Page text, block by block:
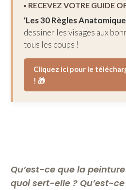
▪︎ RECEVEZ VOTRE GUIDE
'Les 30 Règles
dessiner les visages aux
tous les coups !
Cliquez ici pour le
! 🎁
Qu’est-ce que la
quoi sert-elle ? Qu’est-